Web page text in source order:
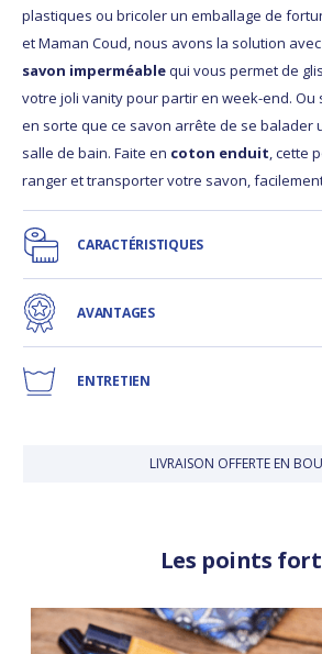
plastiques ou bricoler un emballage de
et Maman Coud, nous avons la solution
savon imperméablequi vous permet de
votre joli vanity pour partir en week-end.
en sorte que ce savon arrête de se balader
salle de bain. Faite en coton enduit, cette
ranger et transporter votre savon,
CARACTÉRISTIQUES
AVANTAGES
ENTRETIEN
LIVRAISON OFFERTE EN
Les points